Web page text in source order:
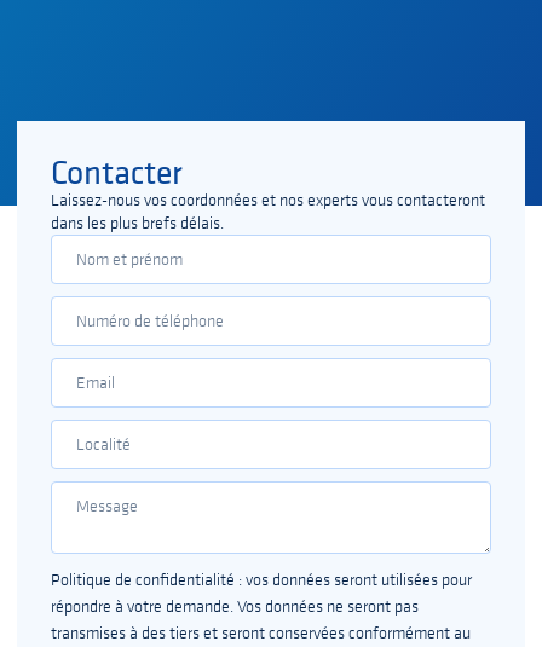
Contacter​
Laissez-nous vos coordonnées et nos experts vous contacteront
dans les plus brefs délais.
Politique de confidentialité : vos données seront utilisées pour
répondre à votre demande. Vos données ne seront pas
transmises à des tiers et seront conservées conformément au